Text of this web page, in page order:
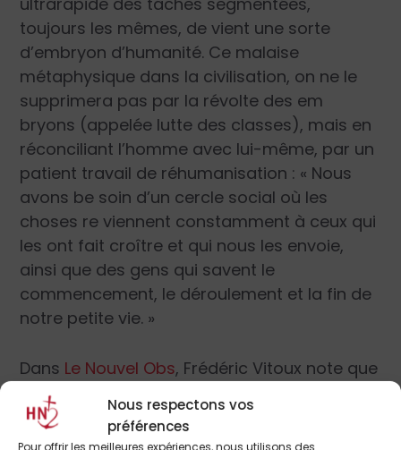
Nous respectons vos
préférences
Pour offrir les meilleures expériences, nous utilisons des
toujours les mêmes, de vient une sorte
d’embryon d’humanité. Ce malaise
métaphysique dans la civilisation, on ne le
supprimera pas par la révolte des em
bryons (appelée lutte des classes), mais en
réconciliant l’homme avec lui-même, par un
patient travail de réhumanisation : « Nous
avons be soin d’un cercle social où les
choses re viennent constamment à ceux qui
les ont fait croître et qui nous les envoie,
ainsi que des gens qui savent le
commencement, le déroulement et la fin de
notre petite vie. »
Dans Le Nouvel Obs, Frédéric Vitoux note que
« Chesterton monte au créneau » contre le
capitalisme :